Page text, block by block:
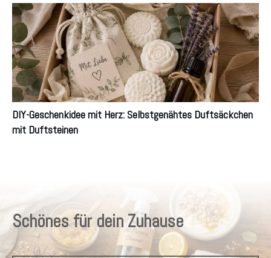
DIY-Geschenkidee mit Herz: Selbstgenähtes Duftsäckchen
mit Duftsteinen
Schönes für dein Zuhause